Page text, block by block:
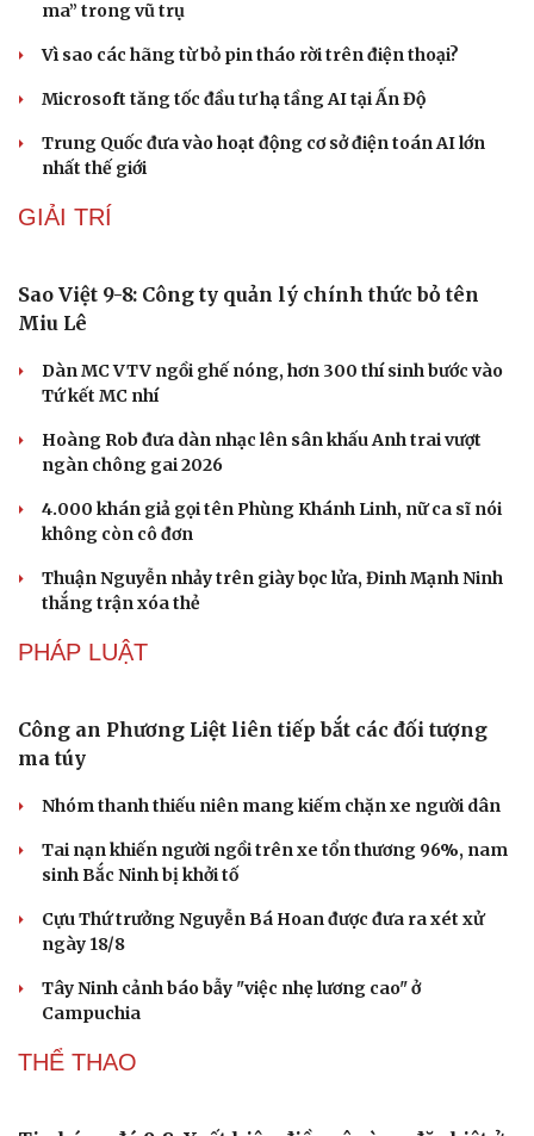
Nối đà tăng trưởng, du lịch Vĩnh Long hấp dẫn khách
CÔNG NGHỆ
Giá thu cũ iPhone tăng, Apple muốn người dùng
Vì sao các hãng từ bỏ pin tháo rời trên điện thoại?
Trung Quốc đưa vào hoạt động cơ sở điện toán AI lớn
GIẢI TRÍ
Sao Việt 9-8: Công ty quản lý chính thức bỏ tên
Miu Lê
Tứ kết MC nhí
ngàn chông gai 2026
4.000 khán giả gọi tên Phùng Khánh Linh, nữ ca sĩ nói
thắng trận xóa thẻ
PHÁP LUẬT
Công an Phương Liệt liên tiếp bắt các đối tượng
ma túy
Nhóm thanh thiếu niên mang kiếm chặn xe người dân
sinh Bắc Ninh bị khởi tố